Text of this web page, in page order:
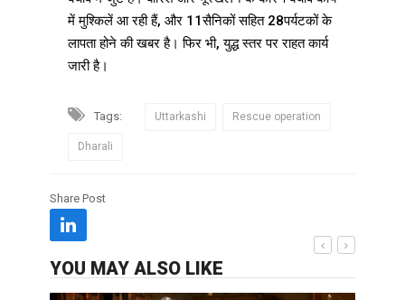
में मुश्किलें आ रही हैं, और 11सैनिकों सहित 28पर्यटकों के
लापता होने की खबर है। फिर भी, युद्ध स्तर पर राहत कार्य
जारी है।
Tags: Uttarkashi Rescue operation
Dharali
Share Post
YOU MAY ALSO LIKE